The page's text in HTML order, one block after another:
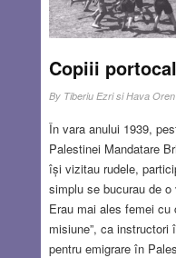
Copiii
By Tiberiu Ezri si Hava Oren
În vara anului 1939,
Palestinei Mandatare
își vizitau rudele,
simplu se bucurau de
Erau mai ales femei cu
misiune”, ca instructori
pentru emigrare în